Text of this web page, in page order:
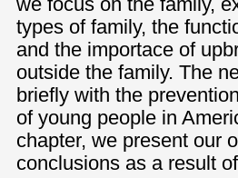
we focus on the family,
types of family, the
and the importace of
outside the family. The
briefly with the
of young people in
chapter, we present our
conclusions as a result